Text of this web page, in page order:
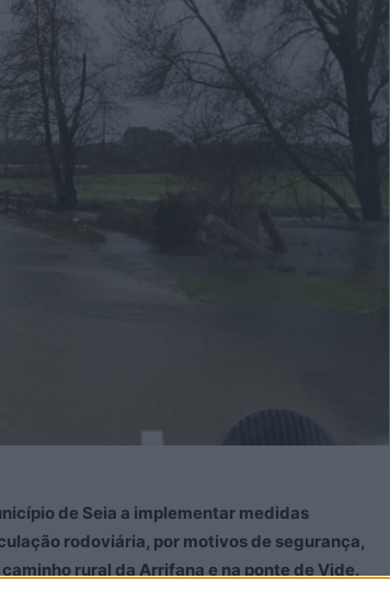
de Seia a implementar medidas
rodoviária, por motivos de segurança,
rural da Arrifana e na ponte de Vide.